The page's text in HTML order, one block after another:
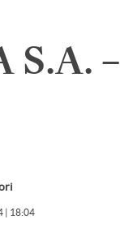
S.A. –
| 18:04